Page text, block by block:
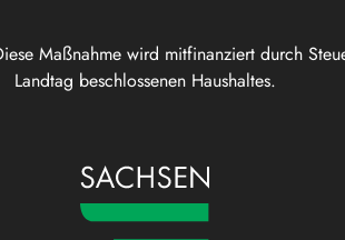
Maßnahme wird mitfinanziert durch
Landtag beschlossenen Haushaltes.